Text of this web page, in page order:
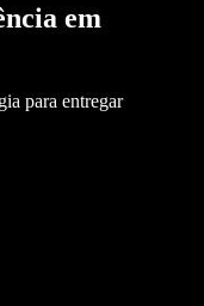
em
para entregar